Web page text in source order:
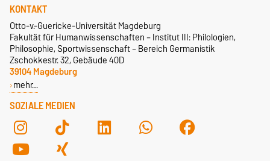
SOZIALE MEDIEN
KONTAKT
Otto-v.-Guericke-Universität Magdeburg
Fakultät für Humanwissenschaften – Institut III: Philologien,
Philosophie, Sportwissenschaft – Bereich Germanistik
Zschokkestr. 32, Gebäude 40D
39104 Magdeburg
mehr…